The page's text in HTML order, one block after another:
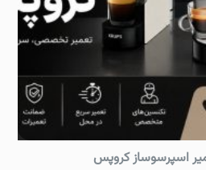
اسپرسوساز کروپس